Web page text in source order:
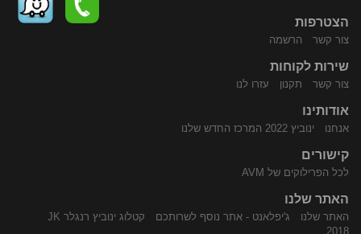
הצטרפות
צור קשר הרשמה
שירות לקוחות
צור קשר תקנון עזרו לנו
אודותינו
אנחנו ינוביץ 2022 המרכז החדש שלנו
קישורים
לכל הפרילוקים של AVM
האתר שלנו
האתר שלנו ג'יפלאנט - אתר נוסף לשרותכם
קטלוג ינוביץ רנגלר JK
2018